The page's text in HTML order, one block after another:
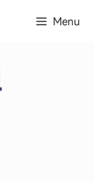
Menu